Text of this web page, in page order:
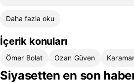
Daha fazla oku
İçerik konuları
Ömer Bolat Ozan Güven
Siyasetten en son